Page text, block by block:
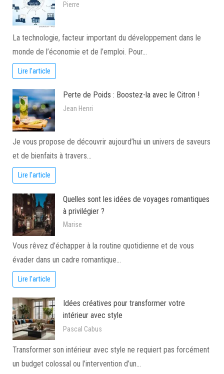
Pierre
La technologie, facteur important du développement dans le
monde de l’économie et de l’emploi. Pour…
Lire l'article
Perte de Poids : Boostez-la avec le Citron !
Jean Henri
Je vous propose de découvrir aujourd’hui un univers de saveurs
et de bienfaits à travers…
Lire l'article
Quelles sont les idées de voyages romantiques
à privilégier ?
Marise
Vous rêvez d’échapper à la routine quotidienne et de vous
évader dans un cadre romantique…
Lire l'article
Idées créatives pour transformer votre
intérieur avec style
Pascal Cabus
Transformer son intérieur avec style ne requiert pas forcément
un budget colossal ou l’intervention d’un…